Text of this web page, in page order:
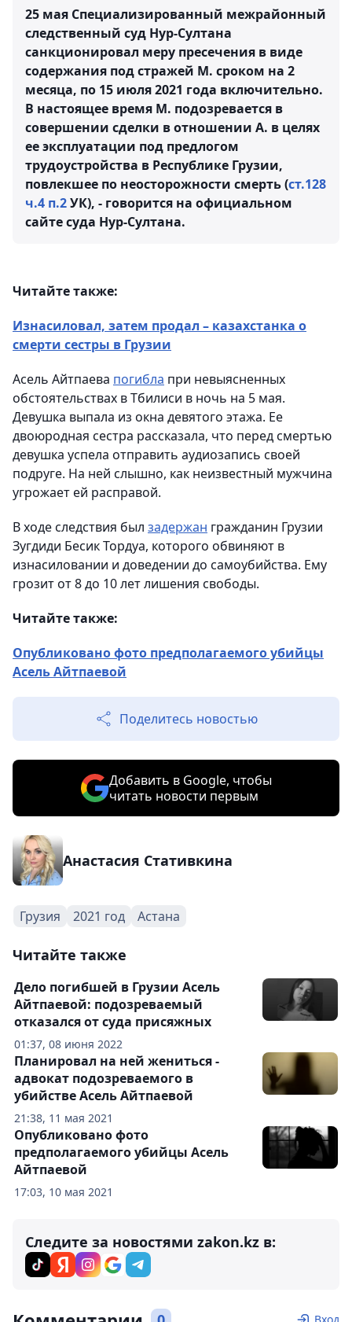
25 мая Специализированный межрайонный
следственный суд Нур-Султана
санкционировал меру пресечения в виде
содержания под стражей М. сроком на 2
месяца, по 15 июля 2021 года включительно.
В настоящее время М. подозревается в
совершении сделки в отношении А. в целях
ее эксплуатации под предлогом
трудоустройства в Республике Грузии,
повлекшее по неосторожности смерть (ст.128
ч.4 п.2УК), - говорится на официальном
сайте суда Нур-Султана.
Читайте также:
Изнасиловал, затем продал – казахстанка о
смерти сестры в Грузии
Асель Айтпаева погибла при невыясненных
обстоятельствах в Тбилиси в ночь на 5 мая.
Девушка выпала из окна девятого этажа. Ее
двоюродная сестра рассказала, что перед смертью
девушка успела отправить аудиозапись своей
подруге. На ней слышно, как неизвестный мужчина
угрожает ей расправой.
В ходе следствия был задержан гражданин Грузии
Зугдиди Бесик Тордуа, которого обвиняют в
изнасиловании и доведении до самоубийства. Ему
грозит от 8 до 10 лет лишения свободы.
Читайте также:
Опубликовано фото предполагаемого убийцы
Асель Айтпаевой
Поделитесь новостью
Добавить в Google, чтобы
читать новости первым
Анастасия Стативкина
Грузия 2021 год Астана
Читайте также
01:37, 08 июня 2022
Дело погибшей в Грузии Асель
Айтпаевой: подозреваемый
отказался от суда присяжных
21:38, 11 мая 2021
Планировал на ней жениться -
адвокат подозреваемого в
убийстве Асель Айтпаевой
17:03, 10 мая 2021
Опубликовано фото
предполагаемого убийцы Асель
Айтпаевой
Следите за новостями zakon.kz в: